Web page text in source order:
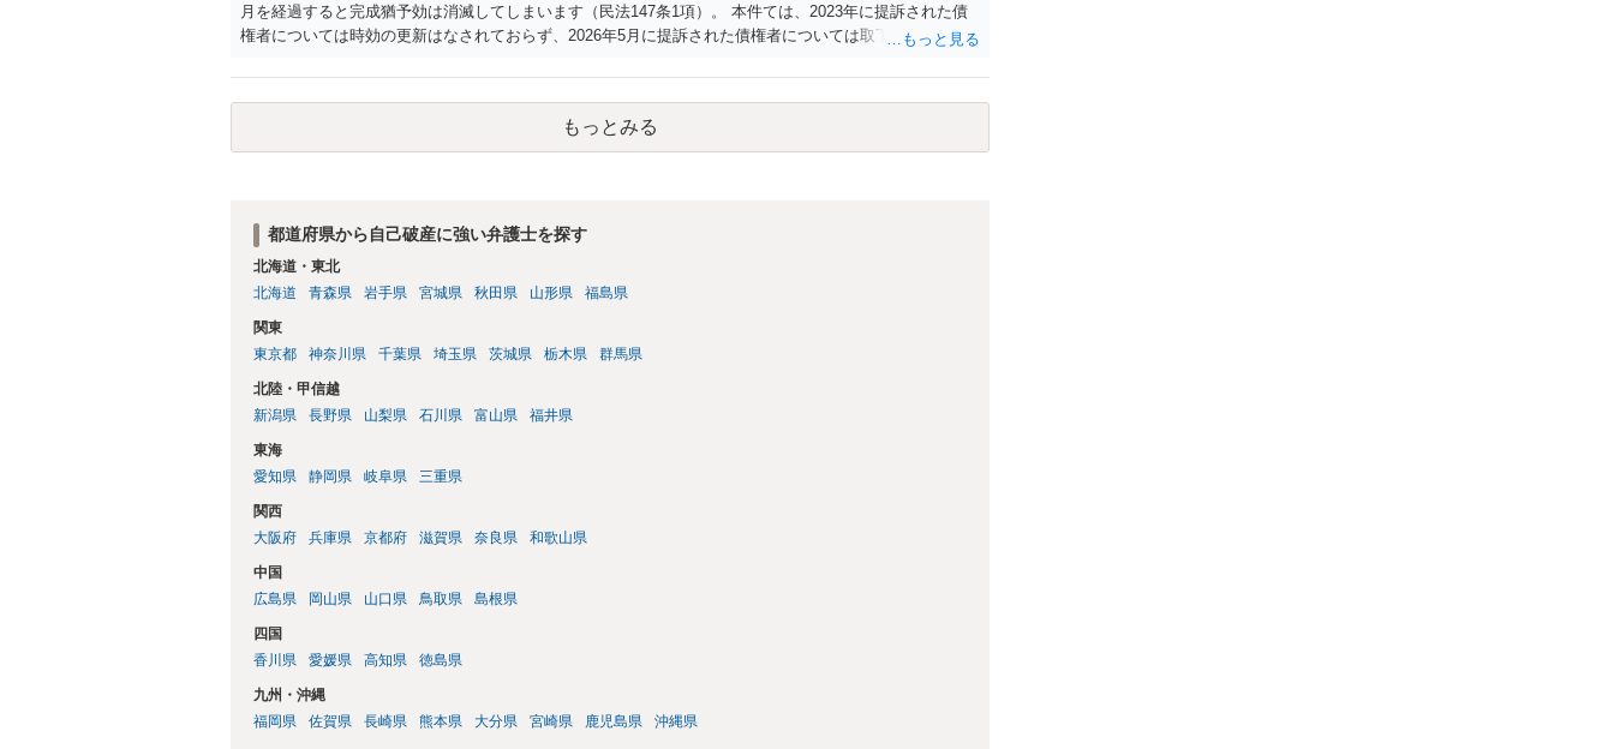
月を経過すると完成猶予効は消滅してしまいます（民法147条1項）。 本件ては、2023年に提訴された債
権者については時効の更新はなされておらず、2026年5月に提訴された債権者については取下げ日から6か
い日ではなく期限の利益喪失日（通常は所定の分割の支払期日から1～2か月程度経過しても支払いがなけ
れば一括返済可能という契約になっている）ですので、時効期間の経過が2027年1月であるとは限りませ
もっとみる
都道府県から自己破産に強い弁護士を探す
北海道・東北
北海道
青森県 岩手県 宮城県 秋田県 山形県 福島県
関東
東京都
神奈川県 千葉県 埼玉県 茨城県 栃木県 群馬県
北陸・甲信越
新潟県
長野県 山梨県 石川県 富山県 福井県
東海
愛知県
静岡県 岐阜県 三重県
関西
大阪府
兵庫県 京都府 滋賀県 奈良県 和歌山県
中国
広島県
岡山県 山口県 鳥取県 島根県
四国
香川県
愛媛県 高知県 徳島県
九州・沖縄
福岡県
佐賀県 長崎県 熊本県 大分県 宮崎県 鹿児島県 沖縄県